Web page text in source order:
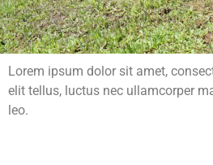
Lorem ipsum dolor sit amet,
elit tellus, luctus nec ullamcorper
leo.